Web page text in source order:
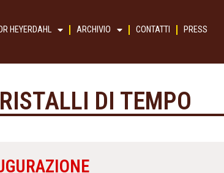
HEYERDAHL ARCHIVIO CONTATTI PRESS
DI TEMPO